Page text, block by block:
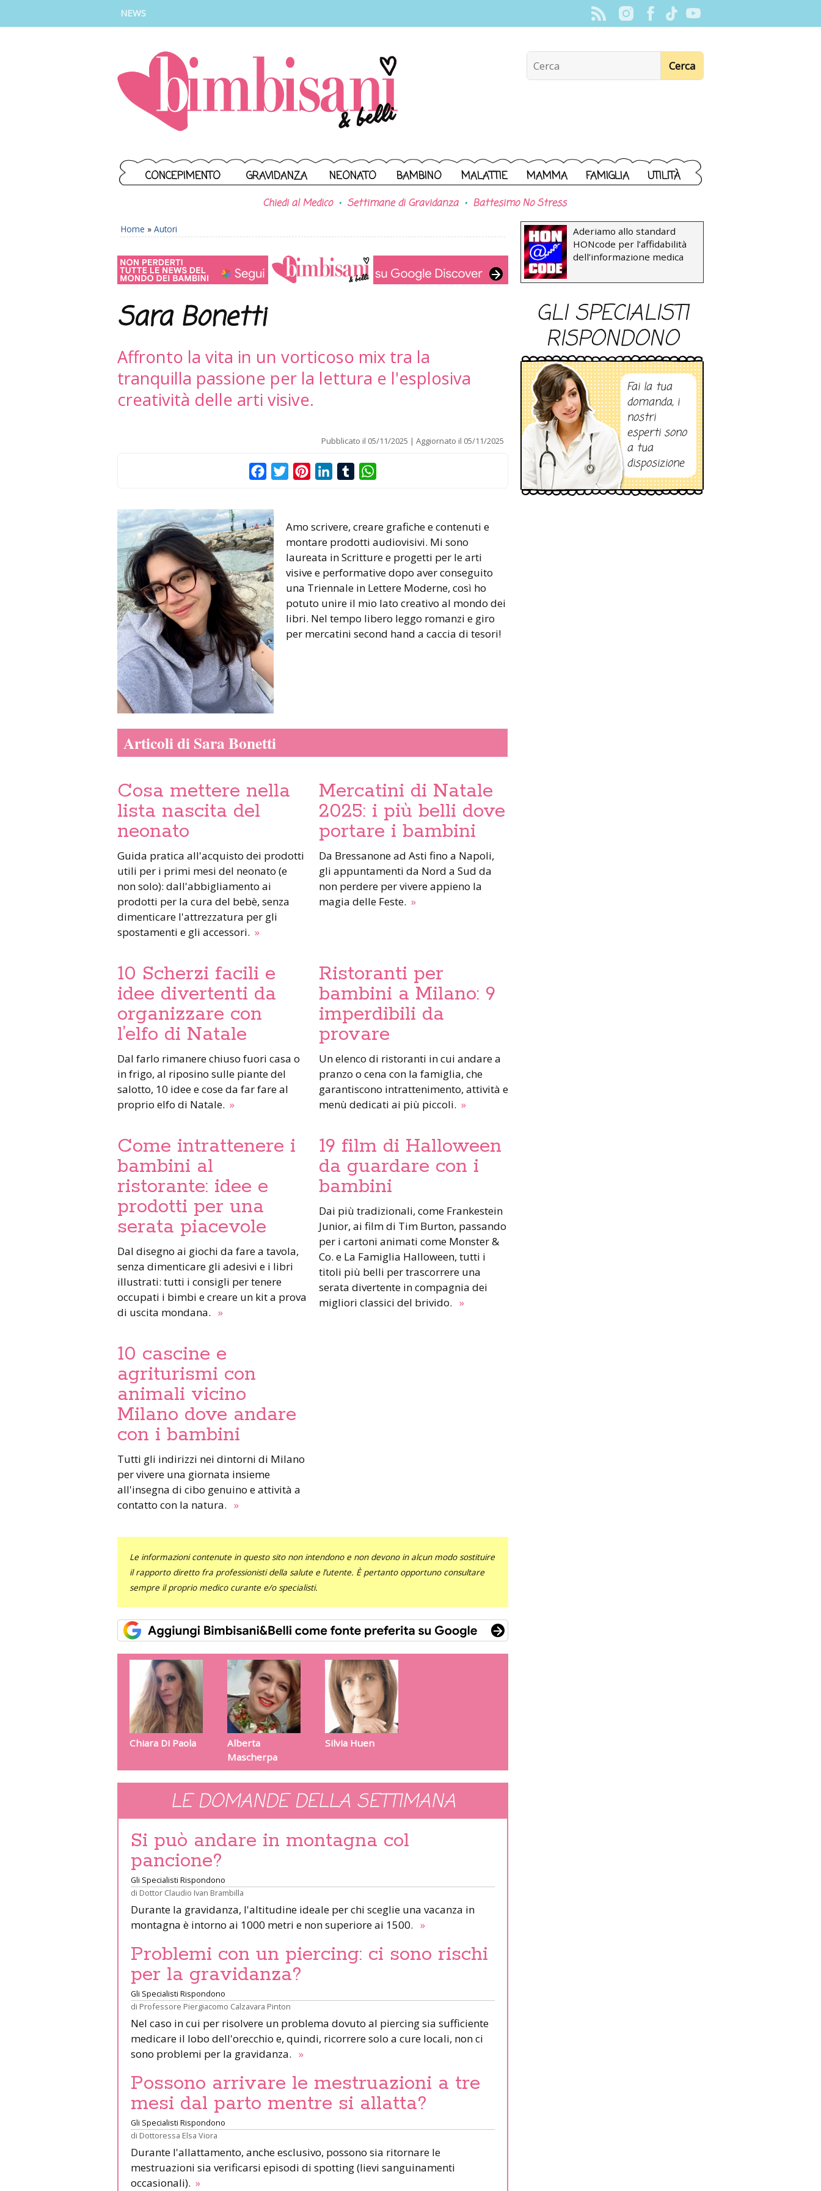
NEWS
CONCEPIMENTO GRAVIDANZA NEONATO BAMBINO MALATTIE MAMMA FAMIGLIA UTILITÀ
Chiedi al Medico Settimane di Gravidanza Battesimo No Stress
Home » Autori
Sara Bonetti
Affronto la vita in un vorticoso mix tra la
tranquilla passione per la lettura e l'esplosiva
creatività delle arti visive.
Pubblicato il 05/11/2025 Aggiornato il 05/11/2025
FacebookTwitterPinterestLinkedInTumblr
Amo scrivere, creare grafiche e contenuti e
montare prodotti audiovisivi. Mi sono
laureata in Scritture e progetti per le arti
visive e performative dopo aver conseguito
una Triennale in Lettere Moderne, così ho
potuto unire il mio lato creativo al mondo dei
libri. Nel tempo libero leggo romanzi e giro
per mercatini second hand a caccia di tesori!
Articoli di Sara Bonetti
Cosa mettere nella
lista nascita del
neonato
Guida pratica all'acquisto dei prodotti
utili per i primi mesi del neonato (e
non solo): dall'abbigliamento ai
prodotti per la cura del bebè, senza
dimenticare l'attrezzatura per gli
spostamenti e gli accessori. »
Mercatini di Natale
2025: i più belli dove
portare i bambini
Da Bressanone ad Asti fino a Napoli,
gli appuntamenti da Nord a Sud da
non perdere per vivere appieno la
magia delle Feste. »
10 Scherzi facili e
idee divertenti da
organizzare con
l’elfo di Natale
Dal farlo rimanere chiuso fuori casa o
in frigo, al riposino sulle piante del
salotto, 10 idee e cose da far fare al
proprio elfo di Natale. »
Ristoranti per
bambini a Milano: 9
imperdibili da
provare
Un elenco di ristoranti in cui andare a
pranzo o cena con la famiglia, che
garantiscono intrattenimento, attività e
menù dedicati ai più piccoli. »
Come intrattenere i
bambini al
ristorante: idee e
prodotti per una
serata piacevole
Dal disegno ai giochi da fare a tavola,
senza dimenticare gli adesivi e i libri
illustrati: tutti i consigli per tenere
occupati i bimbi e creare un kit a prova
di uscita mondana. »
19 film di Halloween
da guardare con i
bambini
Dai più tradizionali, come Frankestein
Junior, ai film di Tim Burton, passando
per i cartoni animati come Monster &
Co. e La Famiglia Halloween, tutti i
titoli più belli per trascorrere una
serata divertente in compagnia dei
migliori classici del brivido. »
10 cascine e
agriturismi con
animali vicino
Milano dove andare
con i bambini
Tutti gli indirizzi nei dintorni di Milano
per vivere una giornata insieme
all'insegna di cibo genuino e attività a
contatto con la natura. »
Le informazioni contenute in questo sito non intendono e non devono in alcun modo sostituire
il rapporto diretto fra professionisti della salute e l’utente. È pertanto opportuno consultare
sempre il proprio medico curante e/o specialisti.
Chiara Di Paola
Alberta
Mascherpa
Silvia Huen
LE DOMANDE DELLA SETTIMANA
Si può andare in montagna col
pancione?
Gli Specialisti Rispondono
di Dottor Claudio Ivan Brambilla
Durante la gravidanza, l'altitudine ideale per chi sceglie una vacanza in
montagna è intorno ai 1000 metri e non superiore ai 1500. »
Problemi con un piercing: ci sono rischi
per la gravidanza?
Gli Specialisti Rispondono
di Professore Piergiacomo Calzavara Pinton
Nel caso in cui per risolvere un problema dovuto al piercing sia sufficiente
medicare il lobo dell'orecchio e, quindi, ricorrere solo a cure locali, non ci
sono problemi per la gravidanza. »
Possono arrivare le mestruazioni a tre
mesi dal parto mentre si allatta?
Gli Specialisti Rispondono
di Dottoressa Elsa Viora
Durante l'allattamento, anche esclusivo, possono sia ritornare le
mestruazioni sia verificarsi episodi di spotting (lievi sanguinamenti
occasionali). »
Aderiamo allo standard
HONcode per l’affidabilità
dell’informazione medica
GLI SPECIALISTI
RISPONDONO
Fai la tua
domanda, i
nostri
esperti sono
a tua
disposizione